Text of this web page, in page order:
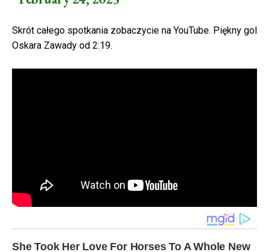
Skrót całego spotkania zobaczycie na YouTube. Piękny gol
Oskara Zawady od 2:19.